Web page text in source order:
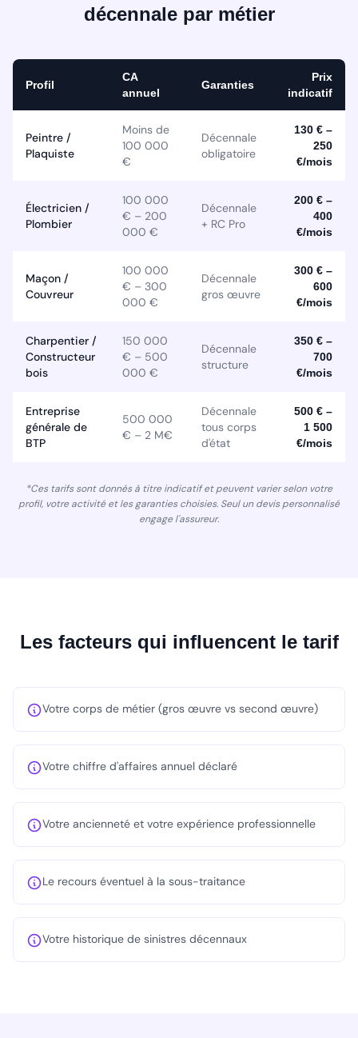
décennale par métier
Profil
CA
annuel
Garanties
Prix
indicatif
Peintre /
Plaquiste
Moins de
100 000
€
Décennale
obligatoire
130 € –
250
€/mois
Électricien /
Plombier
100 000
€ – 200
000 €
Décennale
+ RC Pro
200 € –
400
€/mois
Maçon /
Couvreur
100 000
€ – 300
000 €
Décennale
gros œuvre
300 € –
600
€/mois
Charpentier /
Constructeur
bois
150 000
€ – 500
000 €
Décennale
structure
350 € –
700
€/mois
Entreprise
générale de
BTP
500 000
€ – 2 M€
Décennale
tous corps
d'état
500 € –
1 500
€/mois
*Ces tarifs sont donnés à titre indicatif et peuvent varier selon votre
profil, votre activité et les garanties choisies. Seul un devis personnalisé
engage l'assureur.
Les facteurs qui influencent le tarif
Votre corps de métier (gros œuvre vs second œuvre)
Votre chiffre d'affaires annuel déclaré
Votre ancienneté et votre expérience professionnelle
Le recours éventuel à la sous-traitance
Votre historique de sinistres décennaux